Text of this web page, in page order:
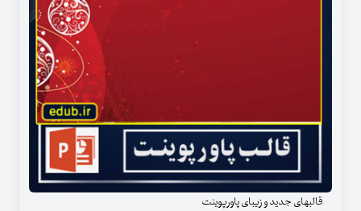
قالبهای جدید و زیبای پاورپوینت